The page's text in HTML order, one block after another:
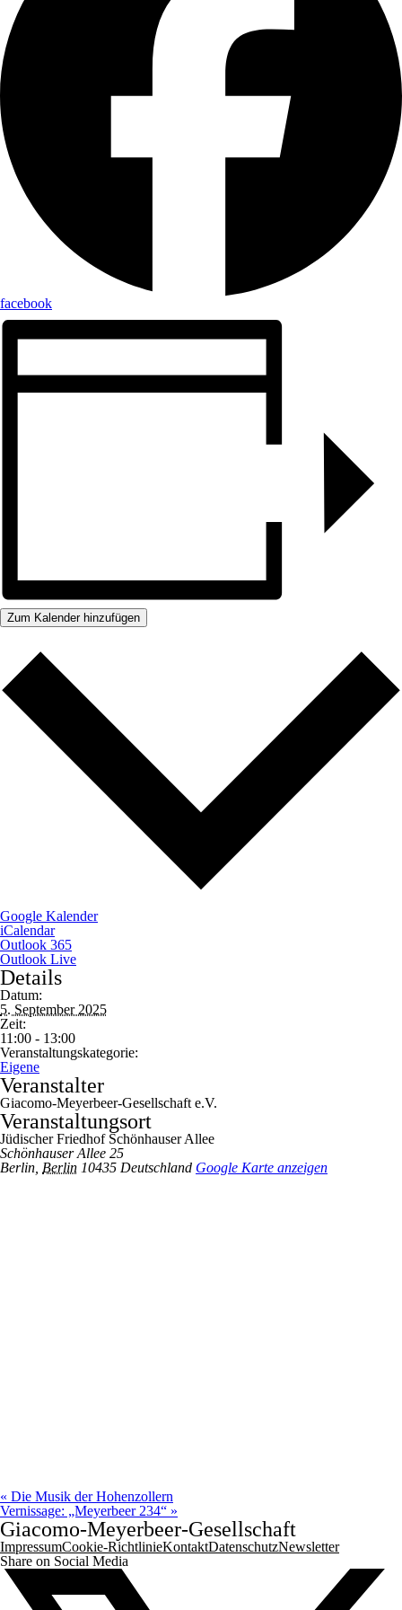
facebook
Zum Kalender hinzufügen
Google Kalender
iCalendar
Outlook 365
Outlook Live
Details
Datum:
5. September 2025
Zeit:
11:00 - 13:00
Veranstaltungskategorie:
Eigene
Veranstalter
Giacomo-Meyerbeer-Gesellschaft e.V.
Veranstaltungsort
Jüdischer Friedhof Schönhauser Allee
Schönhauser Allee 25
Berlin Berlin 10435 Deutschland Google Karte anzeigen
« Die Musik der Hohenzollern
Vernissage: „Meyerbeer 234“ »
Giacomo-Meyerbeer-Gesellschaft
ImpressumCookie-RichtlinieKontaktDatenschutzNewsletter
Share on Social Media